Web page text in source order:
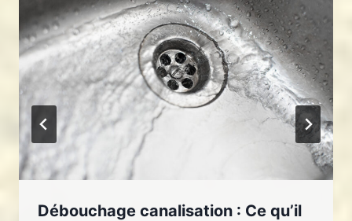
Débouchage canalisation : Ce qu’il